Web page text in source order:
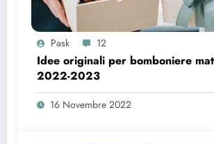
Pask 12
Idee originali per bomboniere
2022-2023
16 Novembre 2022